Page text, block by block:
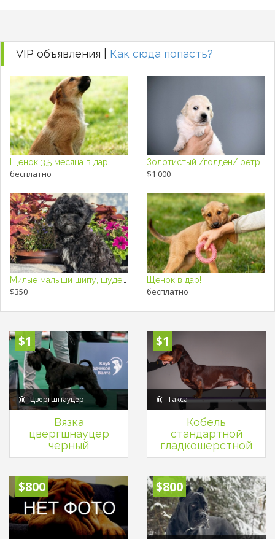
VIP объявления | Как сюда попасть?
Щенок 3,5 месяца в дар!
бесплатно $1 000
$350
Щенок в дар!
бесплатно
$1
Цвергшнауцер
Вязка
цвергшнауцер
черный
$1
Такса
Кобель
стандартной
гладкошерстной
таксы
$800 $800